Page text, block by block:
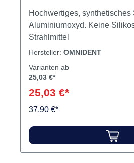
Hochwertiges, synthetisches
Aluminiumoxyd. Keine
Strahlmittel
Hersteller: OMNIDENT
Varianten ab
25,03 €*
25,03 €*
37,90 €*